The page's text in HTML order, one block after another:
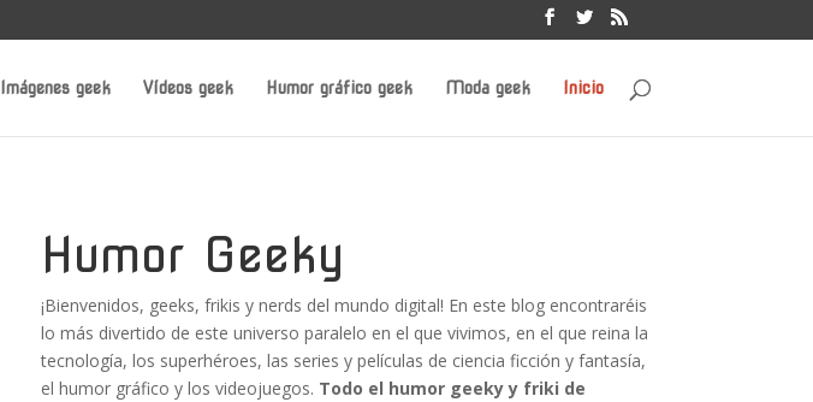
Imágenes geek Vídeos geek Humor gráfico geek Moda geek Inicio
Humor Geeky
¡Bienvenidos, geeks, frikis y nerds del mundo digital! En este blog encontraréis
lo más divertido de este universo paralelo en el que vivimos, en el que reina la
tecnología, los superhéroes, las series y películas de ciencia ficción y fantasía,
el humor gráfico y los videojuegos. Todo el humor geeky y friki de